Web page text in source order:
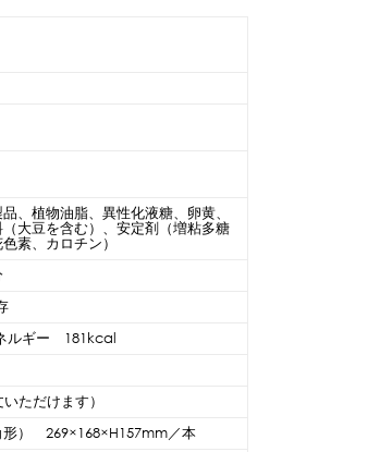
、植物油脂、異性化液糖、卵黄、
大豆を含む）、安定剤（増粘多糖
素、カロチン）
ルギー 181kcal
ただけます）
形） 269×168×H157mm／本